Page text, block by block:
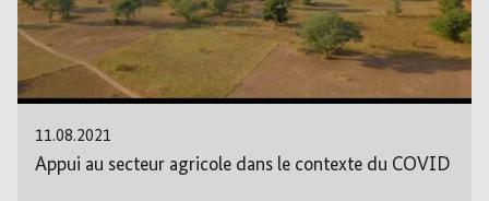
11.08.2021
Appui au secteur agricole dans le contexte du COVID